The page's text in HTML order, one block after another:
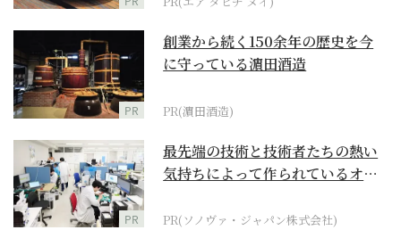
PR
創業から続く150余年の歴史を今
に守っている濵田酒造
PR(濵田酒造)
PR
最先端の技術と技術者たちの熱い
気持ちによって作られているオー
PR(ソノヴァ・ジャパン株式会社)